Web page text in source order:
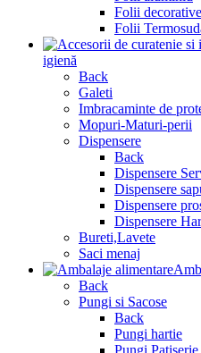
Folii decorative
Folii
igienă
Back
Galeti
Imbracaminte de
Mopuri-Maturi-perii
Dispensere
Back
Dispensere
Dispensere
Dispensere
Dispensere
Bureti,Lavete
Saci menaj
Back
Pungi si Sacose
Back
Pungi hartie
Pungi